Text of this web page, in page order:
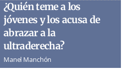
¿Quién teme a los
jóvenes y los acusa de
abrazar a la
ultraderecha?
Manel Manchón